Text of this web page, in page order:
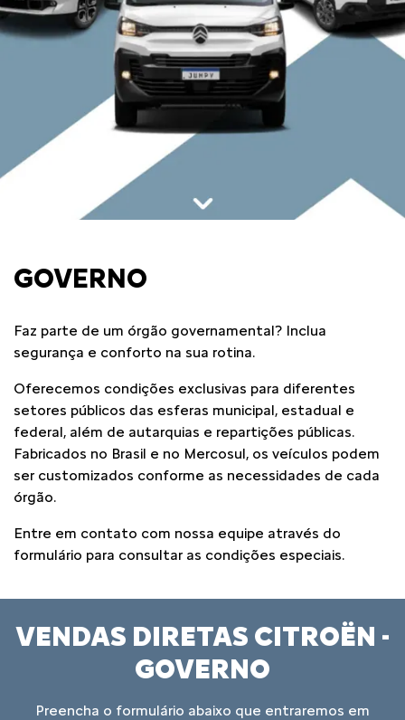
GOVERNO
Faz parte de um órgão governamental? Inclua
segurança e conforto na sua rotina.
Oferecemos condições exclusivas para diferentes
setores públicos das esferas municipal, estadual e
federal, além de autarquias e repartições públicas.
Fabricados no Brasil e no Mercosul, os veículos podem
ser customizados conforme as necessidades de cada
órgão.
Entre em contato com nossa equipe através do
formulário para consultar as condições especiais.
VENDAS DIRETAS CITROËN -
GOVERNO
Preencha o formulário abaixo que entraremos em